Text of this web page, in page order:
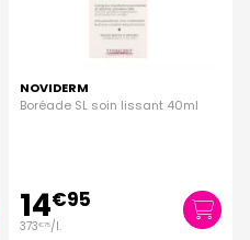
NOVIDERM
Boréade SL soin lissant 40ml
14€95
373€75/l.